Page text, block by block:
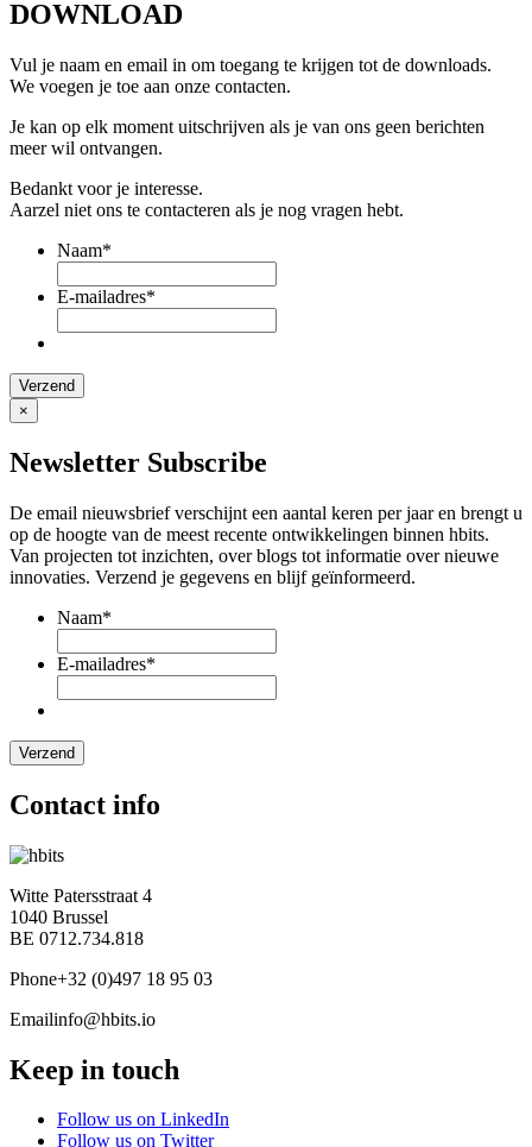
DOWNLOAD
Vul je naam en email in om toegang te krijgen tot de downloads.
We voegen je toe aan onze contacten.
Je kan op elk moment uitschrijven als je van ons geen berichten
meer wil ontvangen.
Bedankt voor je interesse.
Aarzel niet ons te contacteren als je nog vragen hebt.
Naam*
E-mailadres*
×
Newsletter Subscribe
De email nieuwsbrief verschijnt een aantal keren per jaar en brengt u
op de hoogte van de meest recente ontwikkelingen binnen hbits.
Van projecten tot inzichten, over blogs tot informatie over nieuwe
innovaties. Verzend je gegevens en blijf geïnformeerd.
Naam*
E-mailadres*
Contact info
Witte Patersstraat 4
1040 Brussel
BE 0712.734.818
Phone+32 (0)497 18 95 03
Emailinfo@hbits.io
Keep in touch
Follow us on LinkedIn
Follow us on Twitter